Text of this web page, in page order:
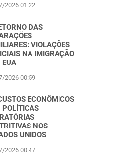
2026 01:22
DAS
VIOLAÇÕES
NA IMIGRAÇÃO
EUA
2026 00:59
ECONÔMICOS
POLÍTICAS
NOS
UNIDOS
2026 00:47